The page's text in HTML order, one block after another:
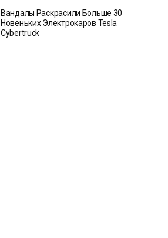
Вандалы Раскрасили Больше 30
Новеньких Электрокаров Tesla
Cybertruck